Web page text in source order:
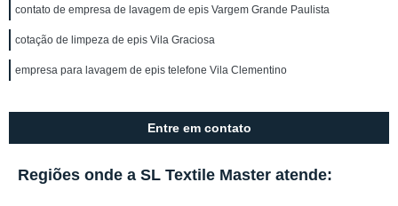
contato de empresa de lavagem de epis Vargem Grande Paulista
cotação de limpeza de epis Vila Graciosa
empresa para lavagem de epis telefone Vila Clementino
Entre em contato
Regiões onde a SL Textile Master atende: